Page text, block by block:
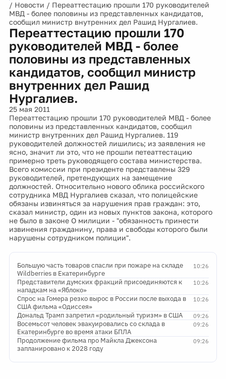
/ Новости / Переаттестацию прошли 170 руководителей
МВД - более половины из представленных кандидатов,
сообщил министр внутренних дел Рашид Нургалиев.
Переаттестацию прошли 170
руководителей МВД - более
половины из представленных
кандидатов, сообщил министр
внутренних дел Рашид
Нургалиев.
25 мая 2011
Переаттестацию прошли 170 руководителей МВД - более
половины из представленных кандидатов, сообщил
министр внутренних дел Рашид Нургалиев. 119
руководителей должностей лишились; из заявления не
ясно, значит ли это, что не прошли петеаттестацию
примерно треть руководящего состава министерства.
Всего комиссии при президенте представлены 329
руководителей, претендующих на замещение
должностей. Относительно нового облика российского
сотрудника МВД Нургалиев сказал, что полицейские
обязаны извиняться за нарушения прав граждан: это,
сказал министр, один из новых пунктов закона, которого
не было в законе О милиции - "обязанность принести
извинения гражданину, права и свободы которого были
нарушены сотрудником полиции".
10:26
Большую часть товаров спасли при пожаре на складе
Wildberries в Екатеринбурге
10:26
Представители думских фракций присоединяются к
нападкам на «Яблоко»
10:26
Спрос на Гомера резко вырос в России после выхода в
США фильма «Одиссея»
09:26
Дональд Трамп запретил «родильный туризм» в США
09:26
Восемьсот человек эвакуировались со склада в
Екатеринбурге во время атаки БПЛА
09:26
Продолжение фильма про Майкла Джексона
запланировано к 2028 году